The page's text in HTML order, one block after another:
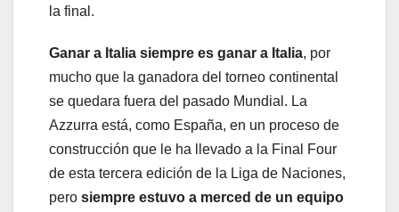
la final.
Ganar a Italia siempre es ganar a Italia, por
mucho que la ganadora del torneo continental
se quedara fuera del pasado Mundial. La
Azzurra está, como España, en un proceso de
construcción que le ha llevado a la Final Four
de esta tercera edición de la Liga de Naciones,
pero siempre estuvo a merced de un equipo